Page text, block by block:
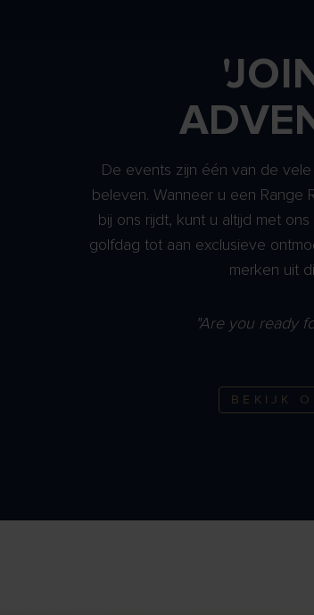
De events zijn één van de
beleven. Wanneer u een Range
bij ons rijdt, kunt u altijd met
golfdag tot aan exclusieve
merken uit
"Are you ready
BEKIJK